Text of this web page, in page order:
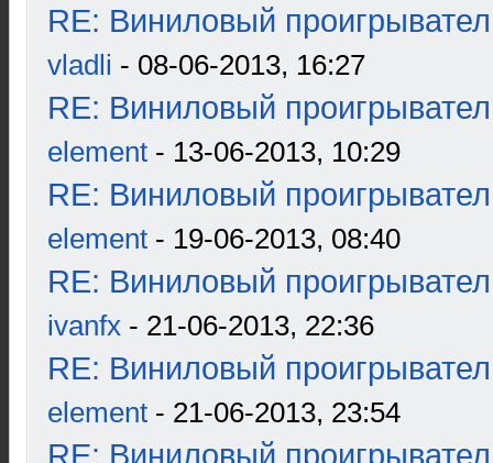
RE: Виниловый
vladli - 08-06-2013, 16:27
RE: Виниловый
element - 13-06-2013, 10:29
RE: Виниловый
element - 19-06-2013, 08:40
RE: Виниловый
ivanfx - 21-06-2013, 22:36
RE: Виниловый
element - 21-06-2013, 23:54
RE: Виниловый